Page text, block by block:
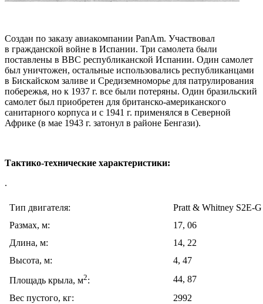
Создан по заказу авиакомпании PanAm. Участвовал
в гражданской войне в Испании. Три самолета были
поставлены в ВВС республиканской Испании. Один самолет
был уничтожен, остальные использовались республиканцами
в Бискайском заливе и Средиземноморье для патрулирования
побережья, но к 1937 г. все были потеряны. Один бразильский
самолет был приобретен для британско-американского
санитарного корпуса и с 1941 г. применялся в Северной
Африке (в мае 1943 г. затонул в районе Бенгази).
Тактико-технические характеристики:
.
Тип двигателя:
Pratt & Whitney S2E-
Размах, м:
17, 06
Длина, м:
14, 22
Высота, м:
4, 47
Площадь крыла, м2:
44, 87
Вес пустого, кг:
2992